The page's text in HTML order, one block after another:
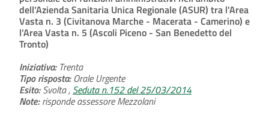
dell'Azienda Sanitaria Unica Regionale (ASUR) tra l'Area
Vasta n. 3 (Civitanova Marche - Macerata - Camerino) e
l'Area Vasta n. 5 (Ascoli Piceno - San Benedetto del
Tronto)
Iniziativa:Trenta
Tipo risposta:Orale Urgente
Esito:Svolta , Seduta n.152 del 25/03/2014
Note:risponde assessore Mezzolani